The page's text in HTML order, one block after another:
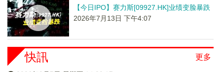
【今日IPO】赛力斯[09927.HK]业绩变脸暴跌
2026年7月13日 下午4:07
更多
快訊